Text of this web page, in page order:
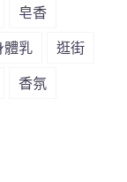
皂香
體乳 逛街
香氛